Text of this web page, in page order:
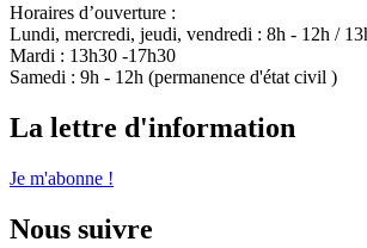
Horaires d’ouverture :
Lundi, mercredi, jeudi, vendredi : 8h - 12h /
Mardi : 13h30 -17h30
Samedi : 9h - 12h (permanence d'état civil )
La lettre d'information
Je m'abonne !
Nous suivre